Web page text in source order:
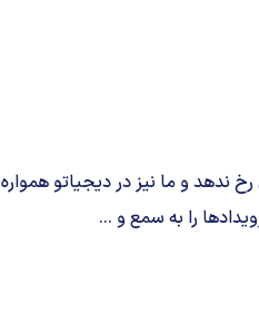
ندهد و ما نیز در دیجیاتو همواره
را به سمع و ...